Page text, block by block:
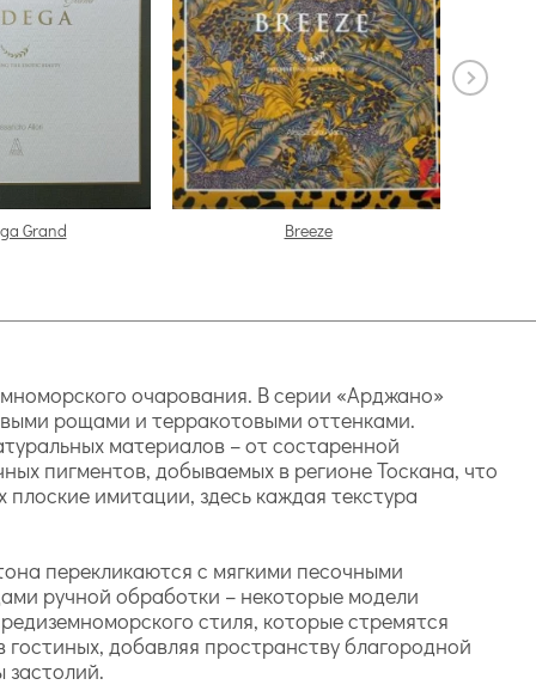
Grand Breeze
очарования. В серии «Арджано»
рощами и терракотовыми оттенками.
материалов – от состаренной
пигментов, добываемых в регионе Тоскана, что
имитации, здесь каждая текстура
перекликаются с мягкими песочными
ручной обработки – некоторые модели
стиля, которые стремятся
добавляя пространству благородной